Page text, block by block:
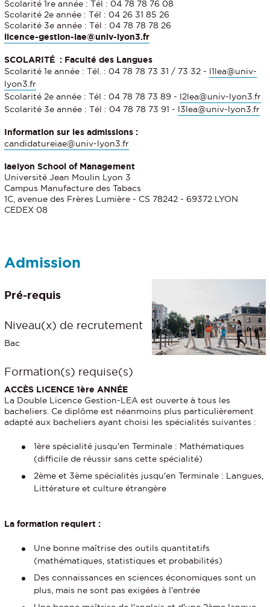
Scolarité 1re année : Tél : 04 78 78 76 08
Scolarité 2e année : Tél : 04 26 31 85 26
Scolarité 3e année : Tél : 04 78 78 78 26
licence-gestion-iae@univ-lyon3.fr
SCOLARITÉ : Faculté des Langues
Scolarité 1e année : Tél. : 04 78 78 73 31 / 73 32 - l1lea@univ-
lyon3.fr
Scolarité 2e année : Tél : 04 78 78 73 89 - l2lea@univ-lyon3.fr
Scolarité 3e année : Tél : 04 78 78 73 91 - l3lea@univ-lyon3.fr
Information sur les admissions :
candidatureiae@univ-lyon3.fr
iaelyon School of Management
Université Jean Moulin Lyon 3
Campus Manufacture des Tabacs
1C, avenue des Frères Lumière - CS 78242 - 69372 LYON
CEDEX 08
Admission
Pré-requis
Niveau(x) de recrutement
Bac
Formation(s) requise(s)
ACCÈS LICENCE 1ère ANNÉE
La Double Licence Gestion-LEA est ouverte à tous les
bacheliers. Ce diplôme est néanmoins plus particulièrement
adapté aux bacheliers ayant choisi les spécialités suivantes :
1ère spécialité jusqu'en Terminale : Mathématiques
(difficile de réussir sans cette spécialité)
2ème et 3ème spécialités jusqu'en Terminale : Langues,
Littérature et culture étrangère
La formation requiert :
Une bonne maîtrise des outils quantitatifs
(mathématiques, statistiques et probabilités)
Des connaissances en sciences économiques sont un
plus, mais ne sont pas exigées à l'entrée